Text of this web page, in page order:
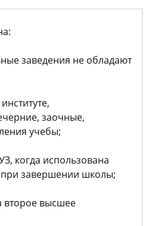
заведения не обладают
заочные,
учебы;
когда использована
завершении школы;
второе высшее